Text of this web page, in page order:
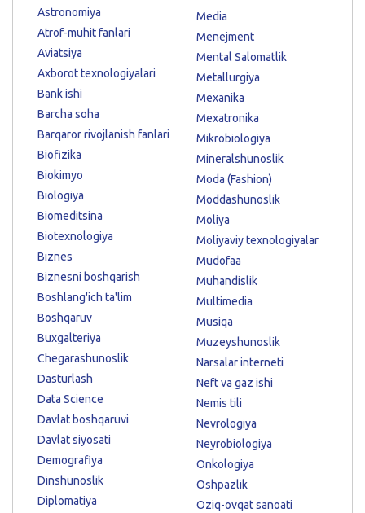
Astronomiya
Atrof-muhit fanlari
Aviatsiya
Axborot texnologiyalari
Bank ishi
Barcha soha
Barqaror rivojlanish fanlari
Biofizika
Biokimyo
Biologiya
Biomeditsina
Biotexnologiya
Biznes
Biznesni boshqarish
Boshlang'ich ta'lim
Boshqaruv
Buxgalteriya
Chegarashunoslik
Dasturlash
Data Science
Davlat boshqaruvi
Davlat siyosati
Demografiya
Dinshunoslik
Diplomatiya
Media
Menejment
Mental Salomatlik
Metallurgiya
Mexanika
Mexatronika
Mikrobiologiya
Mineralshunoslik
Moda (Fashion)
Moddashunoslik
Moliya
Moliyaviy texnologiyalar
Mudofaa
Muhandislik
Multimedia
Musiqa
Muzeyshunoslik
Narsalar interneti
Neft va gaz ishi
Nemis tili
Nevrologiya
Neyrobiologiya
Onkologiya
Oshpazlik
Oziq-ovqat sanoati